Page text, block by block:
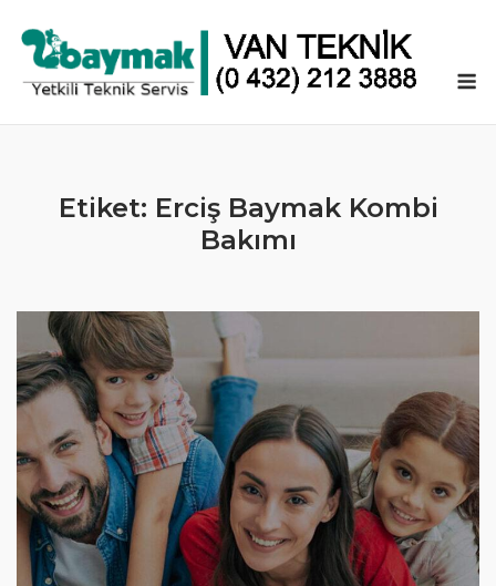
content
Etiket: Erciş Baymak Kombi
Bakımı